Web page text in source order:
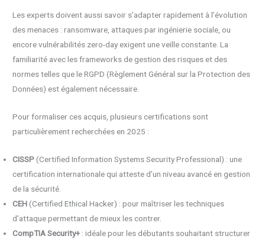
Les experts doivent aussi savoir s’adapter rapidement à l’évolution
des menaces : ransomware, attaques par ingénierie sociale, ou
encore vulnérabilités zero-day exigent une veille constante. La
familiarité avec les frameworks de gestion des risques et des
normes telles que le RGPD (Règlement Général sur la Protection des
Données) est également nécessaire.
Pour formaliser ces acquis, plusieurs certifications sont
particulièrement recherchées en 2025 :
CISSP (Certified Information Systems Security Professional) : une
certification internationale qui atteste d’un niveau avancé en gestion
de la sécurité.
CEH (Certified Ethical Hacker) : pour maîtriser les techniques
d’attaque permettant de mieux les contrer.
CompTIA Security+: idéale pour les débutants souhaitant structurer